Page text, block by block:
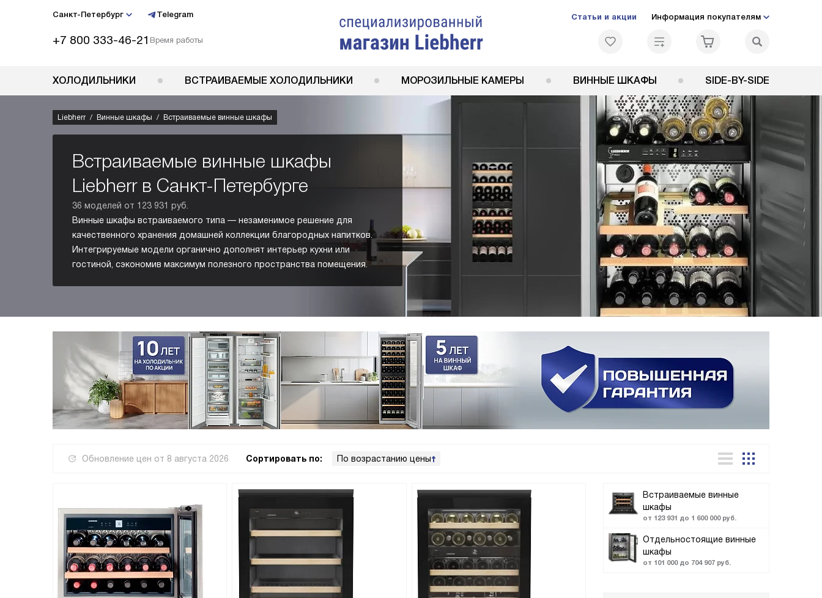
Санкт-Петербург Telegram
+7 800 333-46-21 Время работы
Статьи и акции Информация покупателям
ХОЛОДИЛЬНИКИ ВСТРАИВАЕМЫЕ ХОЛОДИЛЬНИКИ МОРОЗИЛЬНЫЕ КАМЕРЫ ВИННЫЕ ШКАФЫ SIDE-BY-SIDE
Liebherr Винные шкафы Встраиваемые винные шкафы
Встраиваемые винные шкафы
Liebherr в Санкт-Петербурге
36 моделей от 123 931 руб.
Винные шкафы встраиваемого типа — незаменимое решение для
качественного хранения домашней коллекции благородных напитков.
Интегрируемые модели органично дополнят интерьер кухни или
гостиной, сэкономив максимум полезного пространства помещения.
Обновление цен от 8 августа 2026 Сортировать по: По возрастанию цены
Встраиваемые винные
шкафы
от 123 931 до 1 600 000 руб.
Отдельностоящие винные
шкафы
от 101 000 до 704 907 руб.